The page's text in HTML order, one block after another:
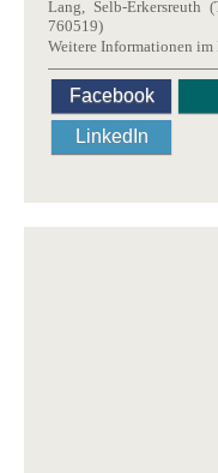
Lang, Selb-Erkersreuth
760519)
Weitere Informationen im
Facebook
LinkedIn